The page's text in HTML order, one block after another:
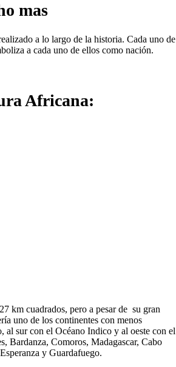
mas
a lo largo de la historia. Cada uno de
a cada uno de ellos como nación.
Africana:
km cuadrados, pero a pesar de su gran
uno de los continentes con menos
al sur con el Océano Indico y al oeste con el
Bardanza, Comoros, Madagascar, Cabo
y Guardafuego.